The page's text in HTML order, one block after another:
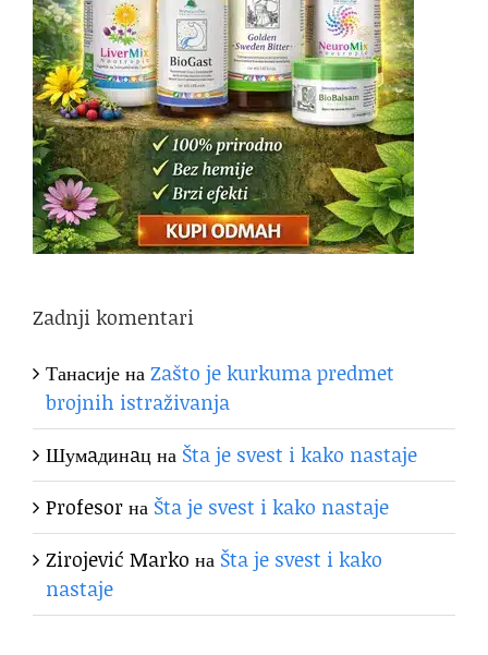
Zadnji komentari
ТанасијенаZašto je kurkuma predmet
brojnih istraživanja
Шумaдинaцна Šta je svest i kako nastaje
Profesorна Šta je svest i kako nastaje
Zirojević Marko на Šta je svest i kako
nastaje